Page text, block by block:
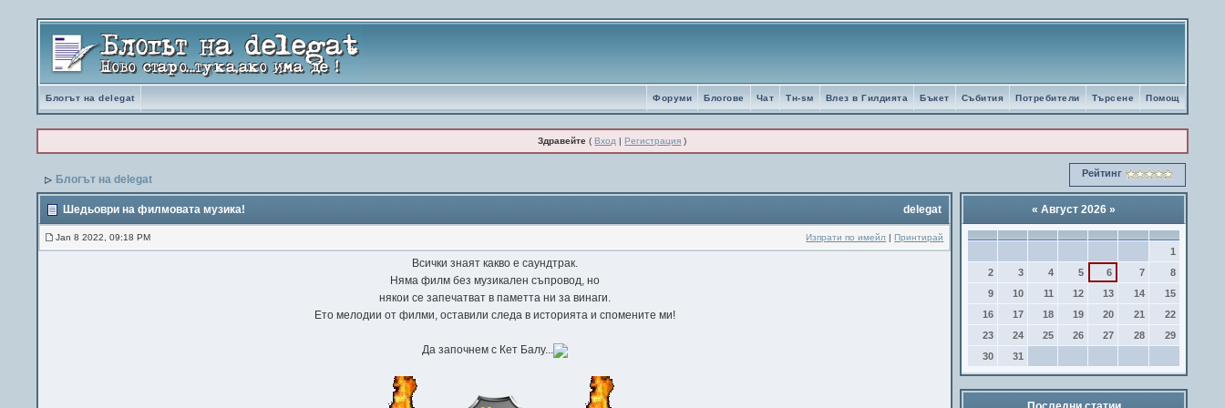
Блогът на delegat Помощ
Търсене
Потребители
Събития
Бъкет
Влез в Гилдията
Tн-sм
Чат
Блогове
Форуми
Здравейте (Вход |Регистрация )
Блогът на delegat Рейтинг
delegat
Шедьоври на филмовата музика!
Изпрати по имейл |Принтирай
Jan 8 2022, 09:18 PM
Всички знаят какво е саундтрак.
Няма филм без музикален съпровод, но
някои се запечатват в паметта ни за винаги.
Ето мелодии от филми, оставили следа в историята и спомените ми!
Да започнем с Кет Балу...
« Август 2026 »
1
2
3 4 5 6 7
8
9
10 11 12 13 14
15
16
17 18 19 20 21
22
23
24 25 26 27 28
29
30
31